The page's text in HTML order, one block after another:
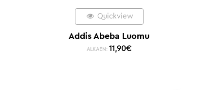
Quickview
Addis Abeba Luomu
ALKAEN: 11,90€